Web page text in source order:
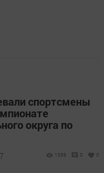
спортсмены
округа по
1358 0 0